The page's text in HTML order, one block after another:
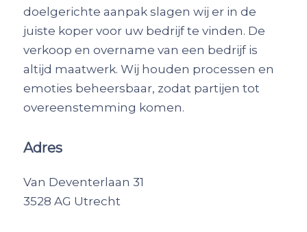
doelgerichte aanpak slagen wij er in de
juiste koper voor uw bedrijf te vinden. De
verkoop en overname van een bedrijf is
altijd maatwerk. Wij houden processen en
emoties beheersbaar, zodat partijen tot
overeenstemming komen.
Adres
Van Deventerlaan 31
3528 AG Utrecht